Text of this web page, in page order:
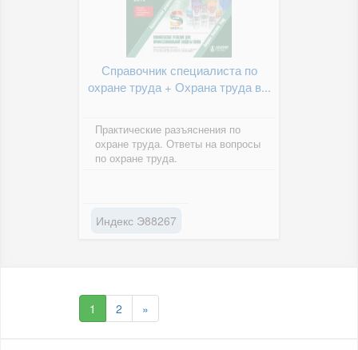
Справочник специалиста по
охране труда + Охрана труда в...
Практические разъяснения по
охране труда. Ответы на вопросы
по охране труда.
Индекс Э88267
1 2 »